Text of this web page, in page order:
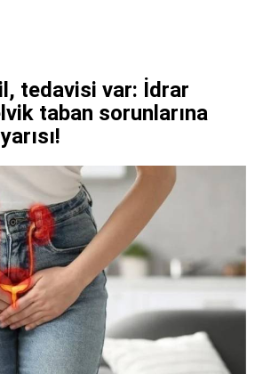
tedavisi var: İdrar
taban sorunlarına